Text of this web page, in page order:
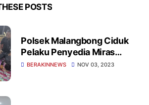
POSTS
Polsek Malangbong Ciduk
Pelaku Penyedia Miras
Tanpa Izin
BERAKINNEWS NOV 03, 2023